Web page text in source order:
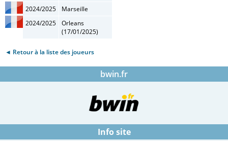
2024/2025
Marseille
2024/2025
Orleans
(17/01/2025)
◄ Retour à la liste des joueurs
bwin.fr
Info site